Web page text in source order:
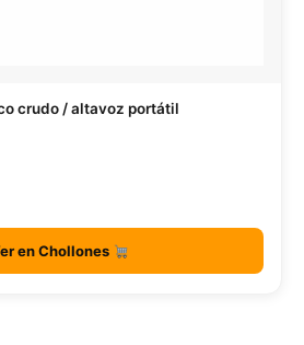
crudo / altavoz portátil
en Chollones